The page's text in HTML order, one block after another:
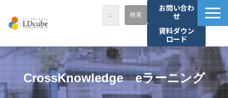
お問い合わ
せ
資料ダウン
ロード
LDcubeが選ばれる理由
サービス一覧
課題から探す
CrossKnowledge　eラーニング